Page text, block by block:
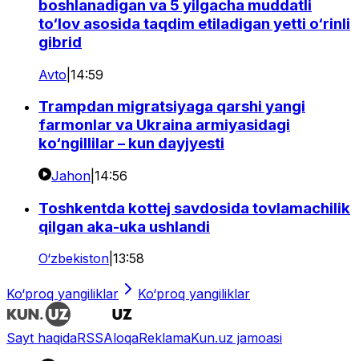
boshlanadigan va 5 yilgacha muddatli
to‘lov asosida taqdim etiladigan yetti o‘rinli
gibrid
Avto 14:59
Trampdan migratsiyaga qarshi yangi
farmonlar va Ukraina armiyasidagi
ko‘ngillilar – kun dayjyesti
Jahon 14:56
Toshkentda kottej savdosida tovlamachilik
qilgan aka-uka ushlandi
O‘zbekiston 13:58
Ko‘proq yangiliklar Ko‘proq yangiliklar
Sayt haqidaRSSAloqaReklamaKun.uz jamoasi